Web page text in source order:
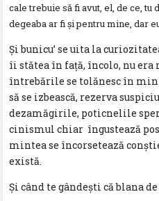
cale trebuie să fi avut, el, de ce,
degeaba ar fi şi pentru mine, dar
Şi bunicu’ se uita la
îi stătea în faţă, încolo, nu
întrebările se tolănesc în
să se izbească, rezerva
dezamăgirile, poticnelile
cinismul chiar îngustează
mintea se încorsetează
există.
Şi când te gândeşti că blana